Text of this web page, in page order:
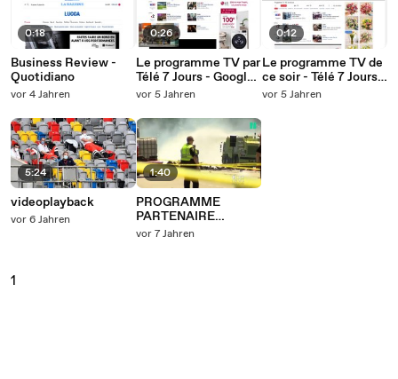
0:18
Business Review -
Quotidiano
vor 4 Jahren
5:24
videoplayback
vor 6 Jahren
0:26
Le programme TV par
Télé 7 Jours - Google
Chrome 2021-06-21
vor 5 Jahren
1:40
PROGRAMME
PARTENAIRE
DAILYMOTION
vor 7 Jahren
0:12
Le programme TV de
ce soir - Télé 7 Jours -
Google Chrome 2021-
vor 5 Jahren
1